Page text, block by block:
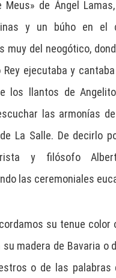
Meus» de Ángel
y un búho en el
muy del neogótico,
Rey ejecutaba y
los llantos de
las armonías
La Salle. De decirlo
y filósofo
las ceremoniales
su tenue color
su madera de Bavaria o
o de las palabras